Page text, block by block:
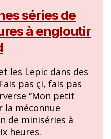
séries de
à engloutir
les Lepic dans des
pas çi, fais pas
“Mon petit
la méconnue
de miniséries à
heures.